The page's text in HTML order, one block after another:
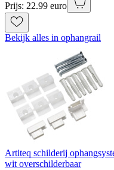
Prijs: 22.99 euro
Bekijk alles in ophangrail
Artiteq schilderij
wit overschilderbaar